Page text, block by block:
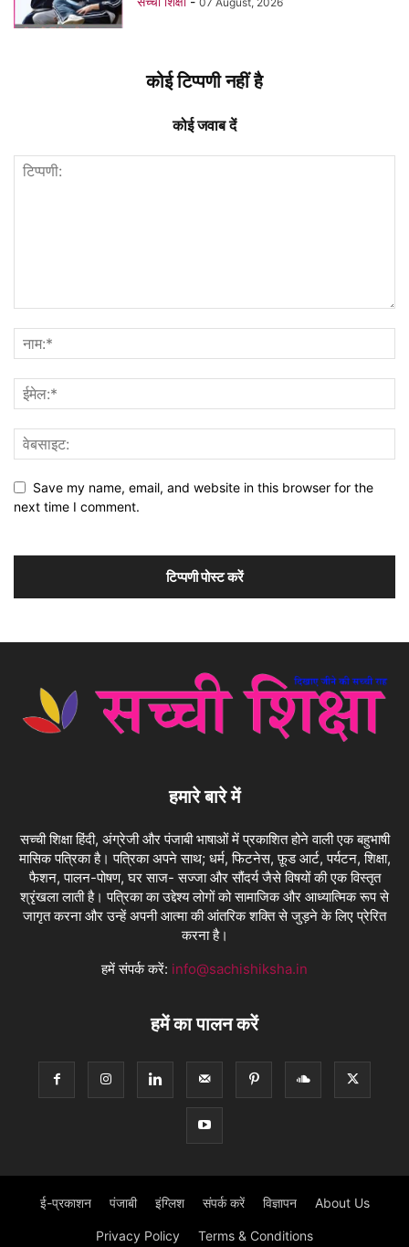
कोई टिप्पणी नहीं है
कोई जवाब दें
Save my name, email, and website in this browser for the
next time I comment.
हमारे बारे में
सच्ची शिक्षा हिंदी, अंग्रेजी और पंजाबी भाषाओं में प्रकाशित होने वाली एक बहुभाषी
मासिक पत्रिका है। पत्रिका अपने साथ; धर्म, फिटनेस, फ़ूड आर्ट, पर्यटन, शिक्षा,
फैशन, पालन-पोषण, घर साज- सज्जा और सौंदर्य जैसे विषयों की एक विस्तृत
श्रृंखला लाती है। पत्रिका का उद्देश्य लोगों को सामाजिक और आध्यात्मिक रूप से
जागृत करना और उन्हें अपनी आत्मा की आंतरिक शक्ति से जुड़ने के लिए प्रेरित
करना है।
हमें संपर्क करें: info@sachishiksha.in
हमें का पालन करें
ई-प्रकाशन पंजाबी इंग्लिश संपर्क करें विज्ञापन About Us
Privacy Policy Terms & Conditions